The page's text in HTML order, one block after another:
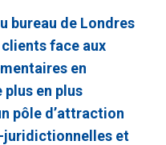
bureau de Londres
face aux
en
en plus
pôle d’attraction
juridictionnelles et